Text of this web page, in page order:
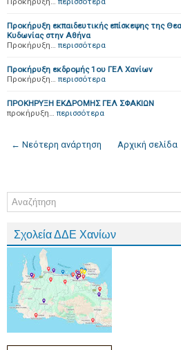
Προκήρυξη εκπαιδευτικής επίσκεψης της
Κυδωνίας στην Αθήνα
Προκήρυξη… περισσότερα
Προκήρυξη εκδρομής 1ου ΓΕΛ Χανίων
Προκήρυξη… περισσότερα
ΠΡΟΚΗΡΥΞΗ ΕΚΔΡΟΜΗΣ ΓΕΛ ΣΦΑΚΙΩΝ
προκήρυξη… περισσότερα
← Νεότερη ανάρτηση Αρχική σελίδα
Σχολεία ΔΔΕ Χανίων